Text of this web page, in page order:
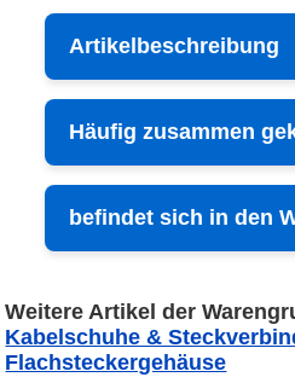
Artikelbeschreibung
Häufig zusammen
befindet sich in den
Weitere Artikel der
Kabelschuhe &
Flachsteckergehäuse